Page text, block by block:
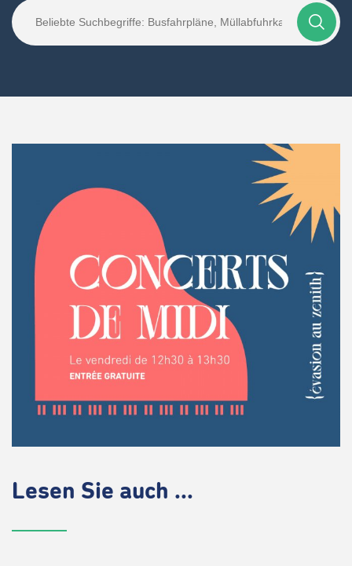
Lesen Sie auch ...